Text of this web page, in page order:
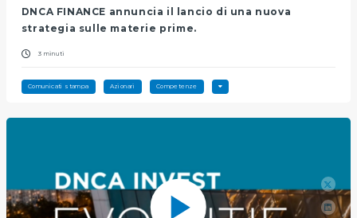
DNCA FINANCE annuncia il lancio di una nuova
strategia sulle materie prime.
3 minuti
Comunicati stampa Azionari Competenze